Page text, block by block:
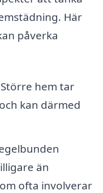
Här
påverka
Större hem tar
kan därmed
än
ofta involverar